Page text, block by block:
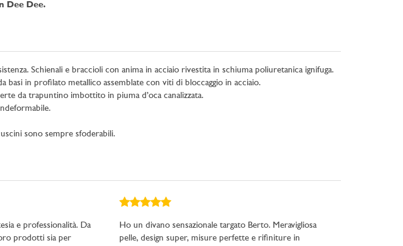
Dee Dee.
Schienali e braccioli con anima in acciaio rivestita in schiuma poliuretanica ignifuga.
in profilato metallico assemblate con viti di bloccaggio in acciaio.
da trapuntino imbottito in piuma d’oca canalizzata.
sono sempre sfoderabili.
e professionalità. Da
prodotti sia per
Ho un divano sensazionale targato Berto. Meravigliosa
pelle, design super, misure perfette e rifiniture in